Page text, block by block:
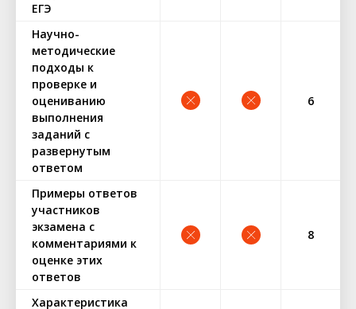
ЕГЭ
Научно-
методические
подходы к
проверке и
оцениванию
выполнения
заданий с
развернутым
ответом
6
Примеры ответов
участников
экзамена с
комментариями к
оценке этих
ответов
8
Характеристика